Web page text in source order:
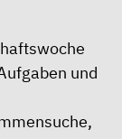
und